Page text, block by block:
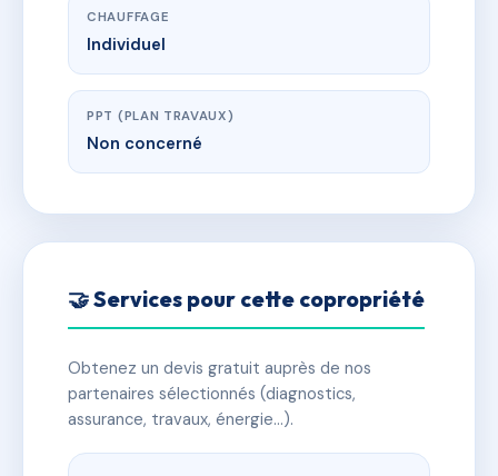
CHAUFFAGE
Individuel
PPT (PLAN TRAVAUX)
Non concerné
🤝 Services pour cette copropriété
Obtenez un devis gratuit auprès de nos
partenaires sélectionnés (diagnostics,
assurance, travaux, énergie…).